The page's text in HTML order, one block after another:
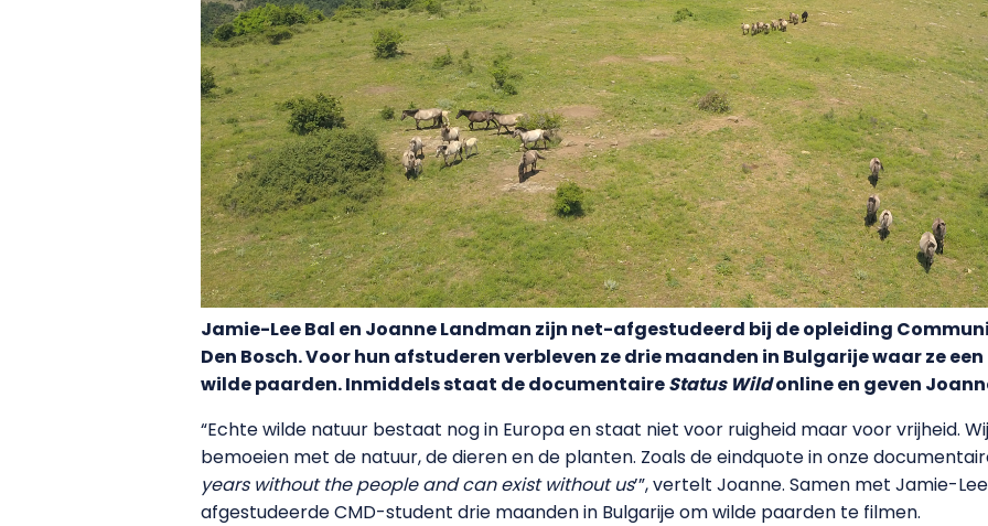
Jamie-Lee Bal en Joanne Landman zijn net-afgestudeerd bij de opleiding
Den Bosch. Voor hun afstuderen verbleven ze drie maanden in Bulgarije waar ze
wilde paarden. Inmiddels staat de documentaireStatus Wildonline en geven
“Echte wilde natuur bestaat nog in Europa en staat niet voor ruigheid maar voor vrijheid.
bemoeien met de natuur, de dieren en de planten. Zoals de eindquote in onze
years without the people and can exist without us’”, vertelt Joanne. Samen met Jamie-
afgestudeerde CMD-student drie maanden in Bulgarije om wilde paarden te filmen.